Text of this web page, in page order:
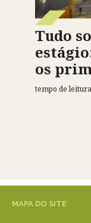
Tudo
os
tempo de
MAPA DO SITE